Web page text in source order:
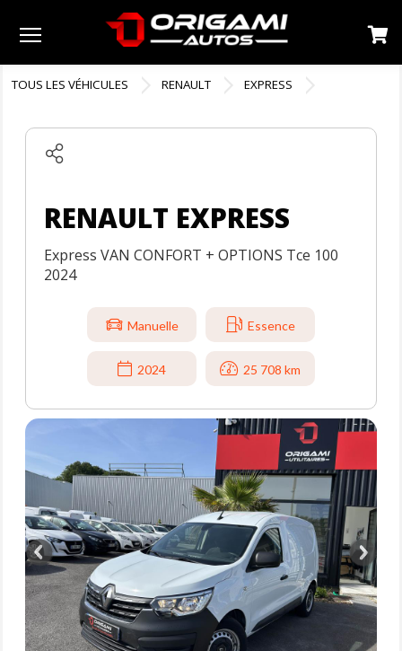
TOUS LES VÉHICULES RENAULT EXPRESS
RENAULT EXPRESS
Express VAN CONFORT + OPTIONS Tce 100
2024
Manuelle Essence
2024 25 708 km